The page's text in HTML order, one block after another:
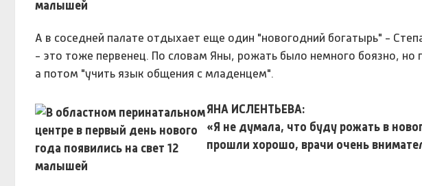
А в соседней палате отдыхает еще один "новогодний богатырь" -
- это тоже первенец. По словам Яны, рожать было немного боязно, но
а потом "учить язык общения с младенцем".
ЯНА ИСЛЕНТЬЕВА:
«Я не думала, что буду рожать в
прошли хорошо, врачи очень